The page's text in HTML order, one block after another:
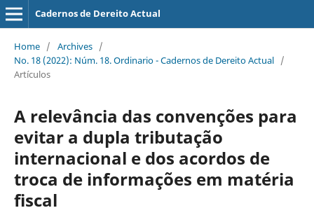
Cadernos de Dereito Actual
Home / Archives /
No. 18 (2022): Núm. 18. Ordinario - Cadernos de Dereito Actual /
Artículos
A relevância das convenções para
evitar a dupla tributação
internacional e dos acordos de
troca de informações em matéria
fiscal